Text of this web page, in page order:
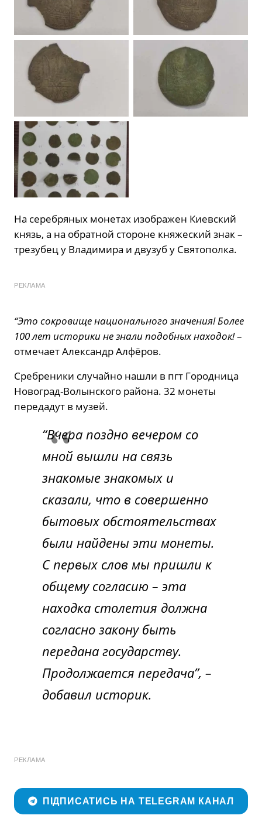
На серебряных монетах изображен Киевский
князь, а на обратной стороне княжеский знак –
трезубец у Владимира и двузуб у Святополка.
РЕКЛАМА
“Это сокровище национального значения! Более
100 лет историки не знали подобных находок!–
отмечает Александр Алфёров.
Сребреники случайно нашли в пгт Городница
Новоград-Волынского района. 32 монеты
передадут в музей.
“Вчера поздно вечером со
мной вышли на связь
знакомые знакомых и
сказали, что в совершенно
бытовых обстоятельствах
были найдены эти монеты.
С первых слов мы пришли к
общему согласию – эта
находка столетия должна
согласно закону быть
передана государству.
Продолжается передача”, –
добавил историк.
РЕКЛАМА
ПІДПИСАТИСЬ НА TELEGRAM КАНАЛ